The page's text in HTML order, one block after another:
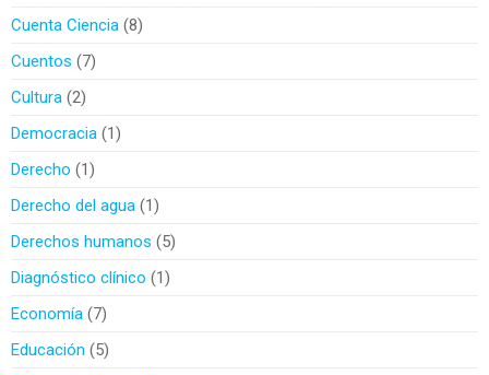
Cuenta Ciencia 8
Cuentos
7
Cultura 2
Democracia 1
Derecho
1
Derecho del agua 1
Derechos humanos
5
Diagnóstico clínico
1
Economía 7
Educación
5